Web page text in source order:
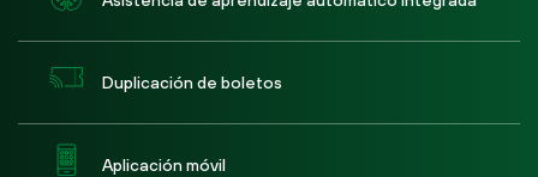
Duplicación de boletos
Aplicación móvil